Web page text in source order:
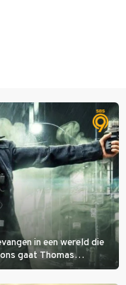
in een wereld die
gaat Thomas